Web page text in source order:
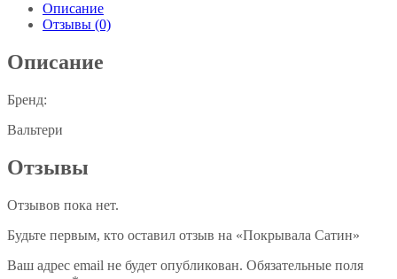
Описание
Отзывы (0)
Описание
Бренд:
Вальтери
Отзывы
Отзывов пока нет.
Будьте первым, кто оставил отзыв на «Покрывала Сатин»
Ваш адрес email не будет опубликован. Обязательные поля